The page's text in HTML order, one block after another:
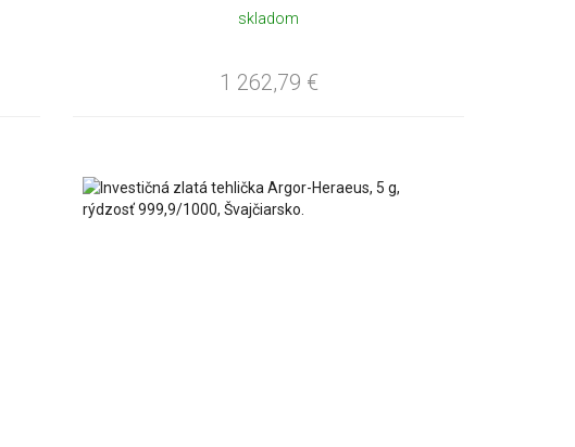
skladom
1 262,79 €